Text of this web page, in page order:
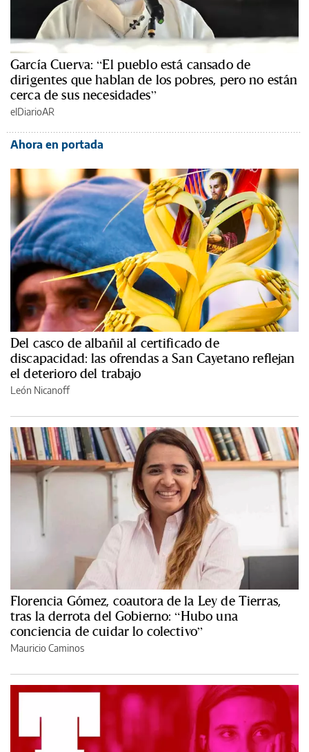
García Cuerva: “El pueblo está cansado de
dirigentes que hablan de los pobres, pero no están
cerca de sus necesidades”
elDiarioAR
Ahora en portada
Del casco de albañil al certificado de
discapacidad: las ofrendas a San Cayetano reflejan
el deterioro del trabajo
León Nicanoff
Florencia Gómez, coautora de la Ley de Tierras,
tras la derrota del Gobierno: “Hubo una
conciencia de cuidar lo colectivo”
Mauricio Caminos